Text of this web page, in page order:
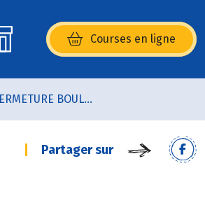
Courses en ligne
(s’ouvre dans une nouvelle
FERMETURE BOULANGERIE JUSQU'AU 19 AOUT 2026
Partager sur